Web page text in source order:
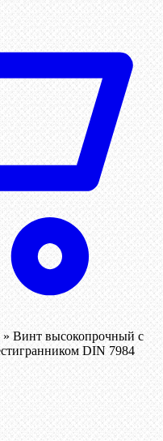
» Винт высокопрочный с
DIN 7984